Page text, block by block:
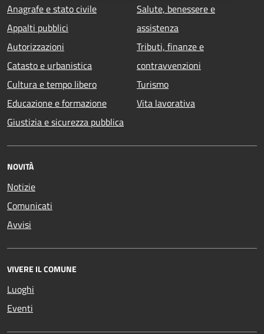
Anagrafe e stato civile
Appalti pubblici
Autorizzazioni
Catasto e urbanistica
Cultura e tempo libero
Educazione e formazione
Giustizia e sicurezza pubblica
Salute, benessere e
assistenza
Tributi, finanze e
contravvenzioni
Turismo
Vita lavorativa
NOVITÀ
Notizie
Comunicati
Avvisi
VIVERE IL COMUNE
Luoghi
Eventi